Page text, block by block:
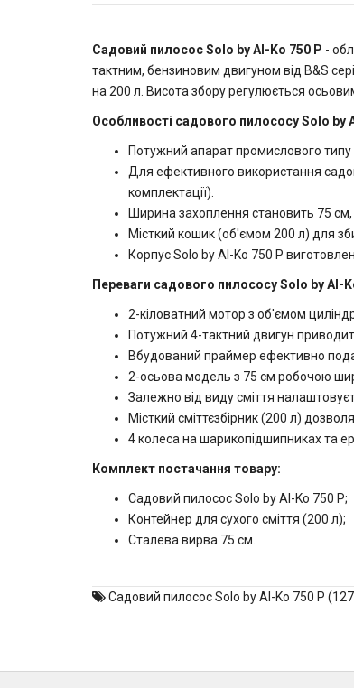
Садовий пилосос Solo by Al-Ko 750 P -
тактним, бензиновим двигуном від B&S
на 200 л. Висота збору регулюється
Особливості садового пилососу Solo by
Потужний апарат промислового типу
Для ефективного використання
комплектації).
Ширина захоплення становить 75
Місткий кошик (об'ємом 200 л) для
Корпус Solo by Al-Ko 750 P
Переваги садового пилососу Solo by Al-
2-кіловатний мотор з об'ємом
Потужний 4-тактний двигун
Вбудований праймер ефективно
2-осьова модель з 75 см робочою
Залежно від виду сміття
Місткий сміттєзбірник (200 л)
4 колеса на шарикопідшипниках та
Комплект постачання товару:
Садовий пилосос Solo by Al-Ko 750 P;
Контейнер для сухого сміття (200 л);
Сталева вирва 75 см.
Садовий пилосос Solo by Al-Ko 750 P